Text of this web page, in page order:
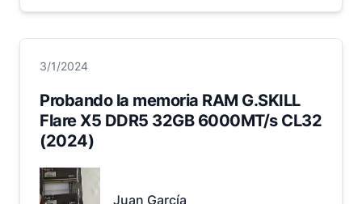
3/1/2024
Probando la memoria RAM G.SKILL
Flare X5 DDR5 32GB 6000MT/s CL32
(2024)
Juan García